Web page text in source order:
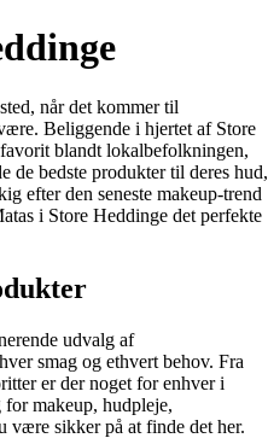
når det kommer til
Beliggende i hjertet af Store
blandt lokalbefolkningen,
de bedste produkter til deres hud,
efter den seneste makeup-trend
i Store Heddinge det perfekte
udvalg af
smag og ethvert behov. Fra
er der noget for enhver i
makeup, hudpleje,
være sikker på at finde det her.